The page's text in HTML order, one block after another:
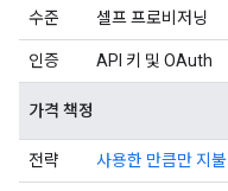
수준 셀프 프로비저닝
인증 API 키 및 OAuth
가격 책정
전략 사용한 만큼만 지불